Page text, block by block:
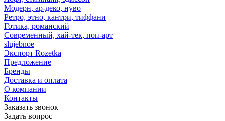
Модерн, ар-деко, нуво
Ретро, этно, кантри, тиффани
Готика, романский
Современный, хай-тек, поп-арт
slujebnoe
Экспорт Rozetka
Предложение
Бренды
Доставка и оплата
О компании
Контакты
Заказать звонок
Задать вопрос